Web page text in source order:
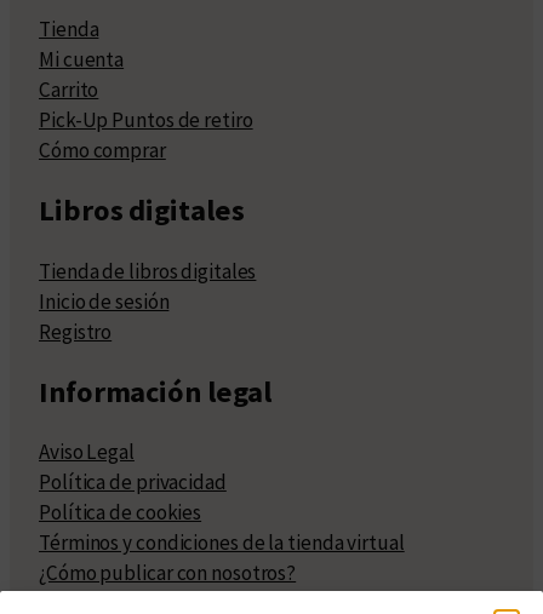
Tienda
Mi cuenta
Carrito
Pick-Up Puntos de retiro
Cómo comprar
Libros digitales
Tienda de libros digitales
Inicio de sesión
Registro
Información legal
Aviso Legal
Política de privacidad
Política de cookies
Términos y condiciones de la tienda virtual
¿Cómo publicar con nosotros?